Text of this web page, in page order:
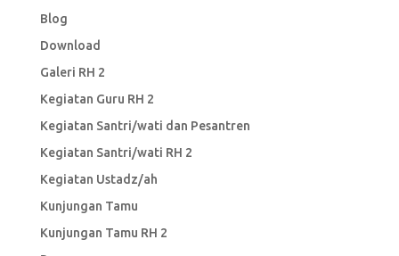
Blog
Download
Galeri RH 2
Kegiatan Guru RH 2
Kegiatan Santri/wati dan Pesantren
Kegiatan Santri/wati RH 2
Kegiatan Ustadz/ah
Kunjungan Tamu
Kunjungan Tamu RH 2